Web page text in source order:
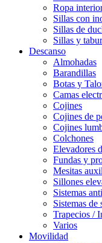
Ropa
Sillas con
Sillas de
Sillas y
Descanso
Almohadas
Barandillas
Botas y
Camas
Cojines
Cojines de
Cojines
Colchones
Elevadores
Fundas y
Mesitas
Sillones
Sistemas
Sistemas de
Trapecios /
Varios
Movilidad